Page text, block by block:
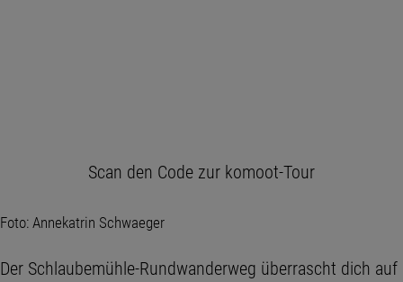
Scan den Code zur komoot-Tour
Foto: Annekatrin Schwaeger
Der Schlaubemühle-Rundwanderweg überrascht dich auf